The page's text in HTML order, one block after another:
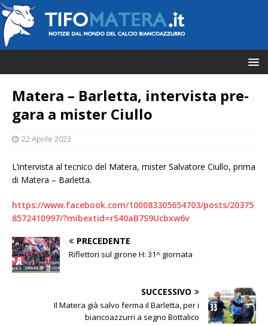
Matera – Barletta, intervista pre-
gara a mister Ciullo
22 Aprile 2023
L’intervista al tecnico del Matera, mister Salvatore Ciullo, prima
di Matera – Barletta.
https://www.facebook.com/100083305654703/posts/20375
8572410997/?mibextid=rS40aB7S9Ucbxw6v
PRECEDENTE
Riflettori sul girone H: 31^ giornata
SUCCESSIVO
Il Matera già salvo ferma il Barletta, per i
biancoazzurri a segno Bottalico